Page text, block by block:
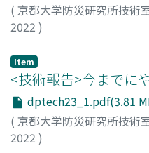
( 京都大学防災研究所技術
2022 )
Item
<技術報告>今までに
dptech23_1.pdf(3.81
( 京都大学防災研究所技術
2022 )